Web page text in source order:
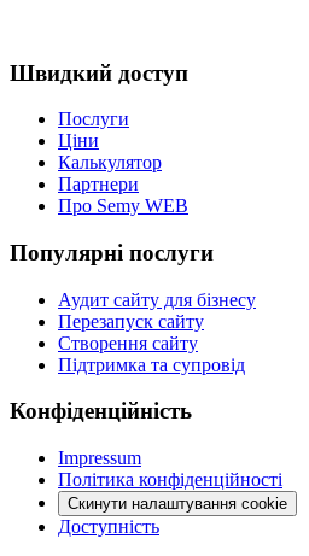
Швидкий доступ
Послуги
Ціни
Калькулятор
Партнери
Про Semy WEB
Популярні послуги
Аудит сайту для бізнесу
Перезапуск сайту
Створення сайту
Підтримка та супровід
Конфіденційність
Impressum
Політика конфіденційності
Скинути налаштування cookie
Доступність